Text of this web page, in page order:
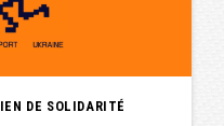
DE SOLIDARITÉ